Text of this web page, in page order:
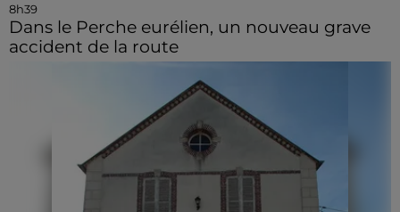
8h39
Dans le Perche eurélien, un nouveau grave
accident de la route